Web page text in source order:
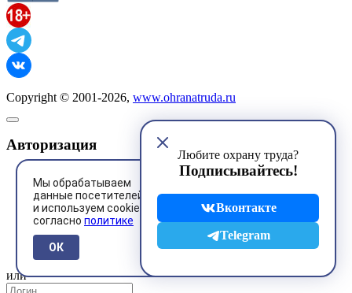
Мы обрабатываем
данные посетителей
и используем cookies
согласно политике
ОК
Любите охрану труда?
Подписывайтесь!
Вконтакте
Telegram
Copyright © 2001-2026, www.ohranatruda.ru
Авторизация
@mail.ru
или